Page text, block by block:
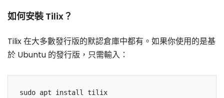
如何安裝 Tilix？
Tilix 在大多數發行版的默認倉庫中都有。如果你使用的是基
於 Ubuntu 的發行版，只需輸入：